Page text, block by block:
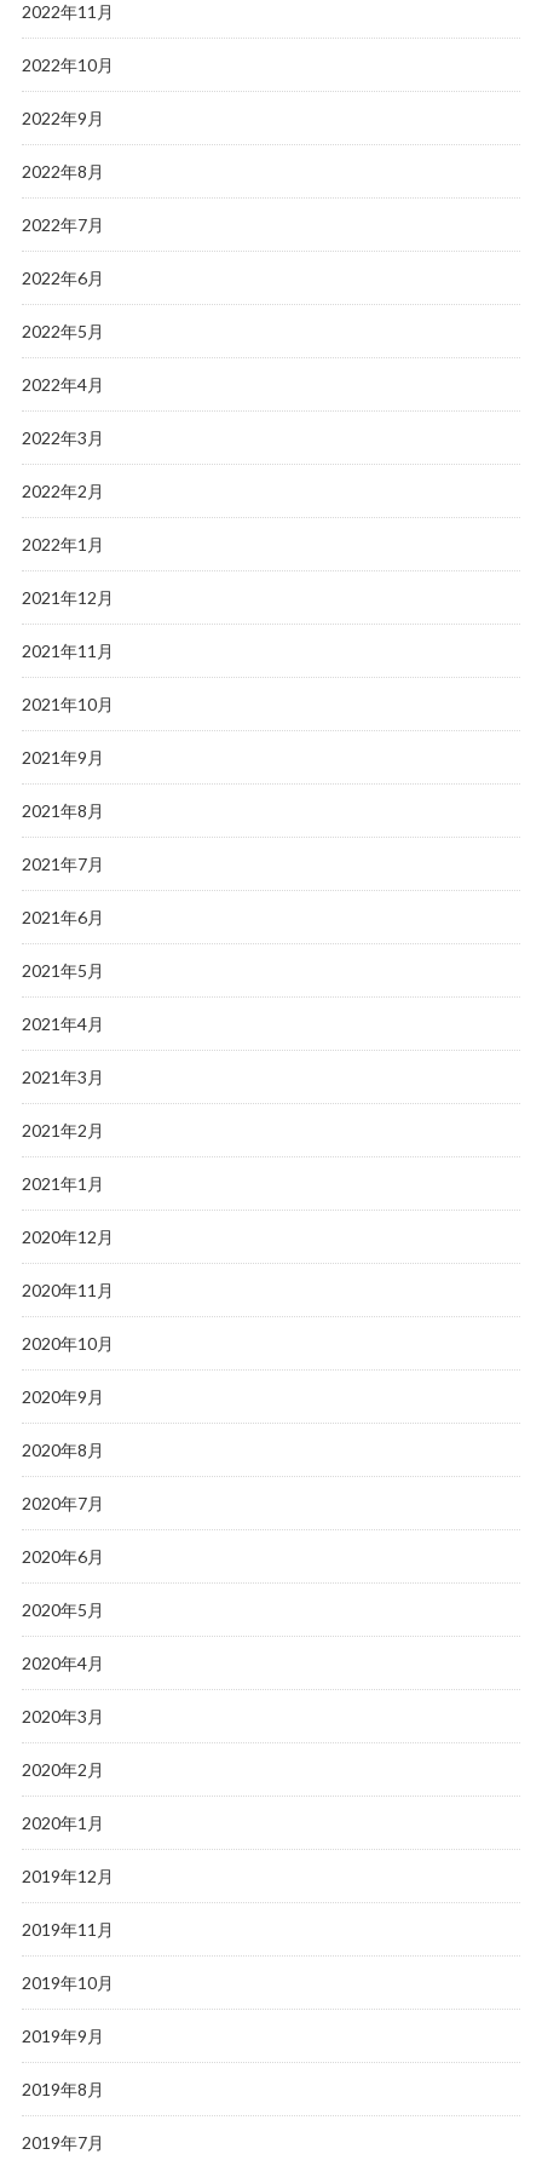
2022年11月
2022年10月
2022年9月
2022年8月
2022年7月
2022年6月
2022年5月
2022年4月
2022年3月
2022年2月
2022年1月
2021年12月
2021年11月
2021年10月
2021年9月
2021年8月
2021年7月
2021年6月
2021年5月
2021年4月
2021年3月
2021年2月
2021年1月
2020年12月
2020年11月
2020年10月
2020年9月
2020年8月
2020年7月
2020年6月
2020年5月
2020年4月
2020年3月
2020年2月
2020年1月
2019年12月
2019年11月
2019年10月
2019年9月
2019年8月
2019年7月